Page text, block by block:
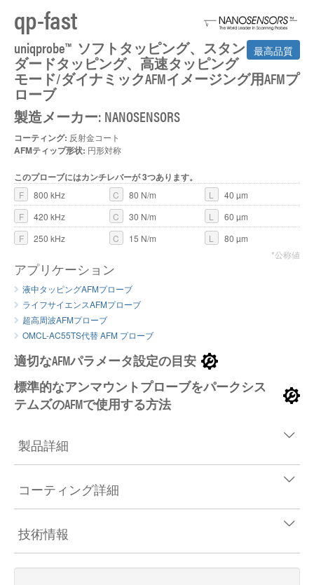
qp-fast
最高品質
uniqprobe™ ソフトタッピング、スタン
ダードタッピング、高速タッピング
モード/ダイナミックAFMイメージング用AFMプ
ローブ
製造メーカー: NANOSENSORS
コーティング: 反射金コート
AFMティップ形状: 円形対称
このプローブにはカンチレバーが 3つあります。
F 800 kHz C 80 N/m L
40 µm
F
420 kHz C 30 N/m L
60 µm
F
250 kHz C 15 N/m L
80 µm
*公称値
アプリケーション
液中タッピングAFMプローブ
ライフサイエンスAFMプローブ
超高周波AFMプローブ
OMCL-AC55TS代替 AFM プローブ
適切なAFMパラメータ設定の目安
標準的なアンマウントプローブをパークシス
テムズのAFMで使用する方法
製品詳細
コーティング詳細
技術情報